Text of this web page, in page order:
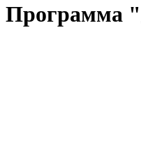
Программа